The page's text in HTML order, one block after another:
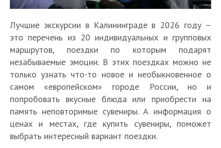
Лучшие экскурсии в Калининграде в 2026 году –
это перечень из 20 индивидуальных и групповых
маршрутов, поездки по которым подарят
незабываемые эмоции. В этих поездках можно не
только узнать что-то новое и необыкновенное о
самом «европейском» городе России, но и
попробовать вкусные блюда или приобрести на
память неповторимые сувениры. А информация о
ценах и местах, где купить сувениры, поможет
выбрать интересный вариант поездки.